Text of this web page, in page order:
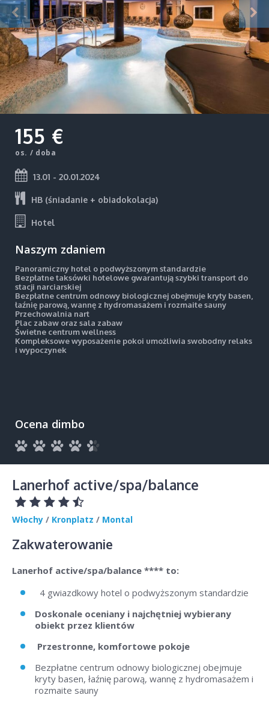
155 €
os. / doba
13.01 - 20.01.2024
HB (śniadanie + obiadokolacja)
Hotel
Naszym zdaniem
Panoramiczny hotel o podwyższonym standardzie
Bezpłatne taksówki hotelowe gwarantują szybki transport do
stacji narciarskiej
Bezpłatne centrum odnowy biologicznej obejmuje kryty basen,
łaźnię parową, wannę z hydromasażem i rozmaite sauny
Przechowalnia nart
Plac zabaw oraz sala zabaw
Świetne centrum wellness
Kompleksowe wyposażenie pokoi umożliwia swobodny relaks
i wypoczynek
Ocena dimbo
Lanerhof active/spa/balance
Włochy / Kronplatz / Montal
Zakwaterowanie
Lanerhof active/spa/balance **** to:
4 gwiazdkowy hotel o podwyższonym standardzie
Doskonale oceniany i najchętniej wybierany
obiekt przez klientów
Przestronne, komfortowe pokoje
Bezpłatne centrum odnowy biologicznej obejmuje
kryty basen, łaźnię parową, wannę z hydromasażem i
rozmaite sauny